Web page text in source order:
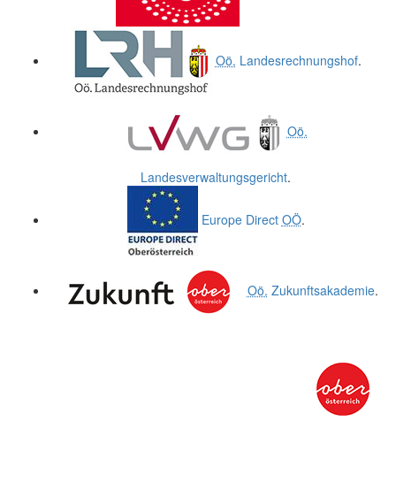
Oö. Landesrechnungshof.
Oö.
Landesverwaltungsgericht.
Europe Direct OÖ.
Oö. Zukunftsakademie.